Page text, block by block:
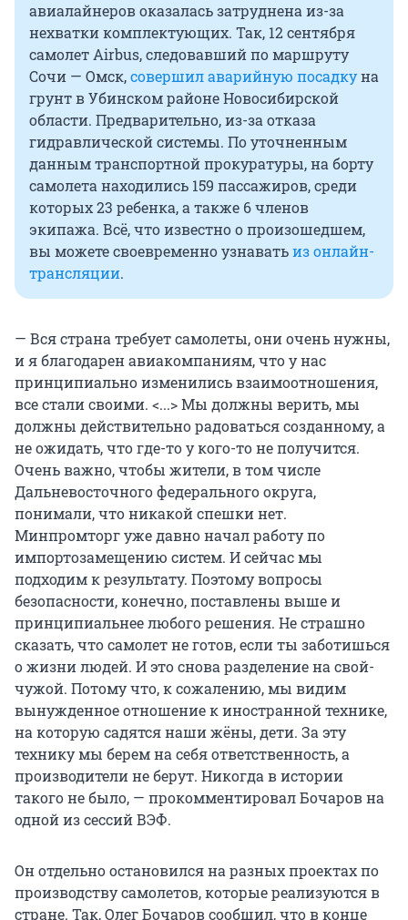
авиалайнеров оказалась затруднена из-за
нехватки комплектующих. Так, 12 сентября
самолет Airbus, следовавший по маршруту
Сочи — Омск,совершил аварийную посадкуна
грунт в Убинском районе Новосибирской
области. Предварительно, из-за отказа
гидравлической системы. По уточненным
данным транспортной прокуратуры, на борту
самолета находились 159 пассажиров, среди
которых 23 ребенка, а также 6 членов
экипажа. Всё, что известно о произошедшем,
вы можете своевременно узнаватьиз онлайн-
трансляции.
— Вся страна требует самолеты, они очень нужны,
и я благодарен авиакомпаниям, что у нас
принципиально изменились взаимоотношения,
все стали своими. <...> Мы должны верить, мы
должны действительно радоваться созданному, а
не ожидать, что где-то у кого-то не получится.
Очень важно, чтобы жители, в том числе
Дальневосточного федерального округа,
понимали, что никакой спешки нет.
Минпромторг уже давно начал работу по
импортозамещению систем. И сейчас мы
подходим к результату. Поэтому вопросы
безопасности, конечно, поставлены выше и
принципиальнее любого решения. Не страшно
сказать, что самолет не готов, если ты заботишься
о жизни людей. И это снова разделение на свой-
чужой. Потому что, к сожалению, мы видим
вынужденное отношение к иностранной технике,
на которую садятся наши жёны, дети. За эту
технику мы берем на себя ответственность, а
производители не берут. Никогда в истории
такого не было, — прокомментировал Бочаров на
одной из сессий ВЭФ.
Он отдельно остановился на разных проектах по
производству самолетов, которые реализуются в
стране. Так, Олег Бочаров сообщил, что в конце